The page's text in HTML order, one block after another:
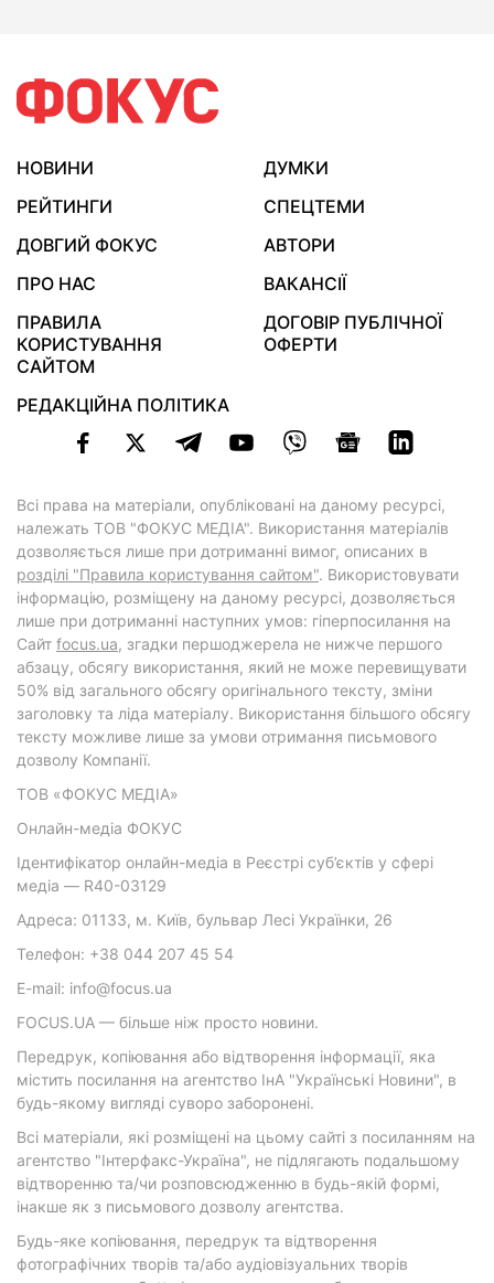
НОВИНИ
ДУМКИ
РЕЙТИНГИ
СПЕЦТЕМИ
ДОВГИЙ ФОКУС
АВТОРИ
ПРО НАС
ВАКАНСІЇ
ПРАВИЛА
КОРИСТУВАННЯ
САЙТОМ
ДОГОВІР ПУБЛІЧНОЇ
ОФЕРТИ
РЕДАКЦІЙНА ПОЛІТИКА
Всі права на матеріали, опубліковані на даному ресурсі,
належать ТОВ "ФОКУС МЕДІА". Використання матеріалів
дозволяється лише при дотриманні вимог, описаних в
розділі "Правила користування сайтом". Використовувати
інформацію, розміщену на даному ресурсі, дозволяється
лише при дотриманні наступних умов: гіперпосилання на
Cайт focus.ua, згадки першоджерела не нижче першого
абзацу, обсягу використання, який не може перевищувати
50% від загального обсягу оригінального тексту, зміни
заголовку та ліда матеріалу. Використання більшого обсягу
тексту можливе лише за умови отримання письмового
дозволу Компанії.
ТОВ «ФОКУС МЕДІА»
Онлайн-медіа ФОКУС
Ідентифікатор онлайн-медіа в Реєстрі суб’єктів у сфері
медіа — R40-03129
Адреса: 01133, м. Київ, бульвар Лесі Українки, 26
Телефон: +38 044 207 45 54
E-mail: info@focus.ua
FOCUS.UA — більше ніж просто новини.
Передрук, копіювання або відтворення інформації, яка
містить посилання на агентство ІнА "Українські Новини", в
будь-якому вигляді суворо заборонені.
Всі матеріали, які розміщені на цьому сайті з посиланням на
агентство "Інтерфакс-Україна", не підлягають подальшому
відтворенню та/чи розповсюдженню в будь-якій формі,
інакше як з письмового дозволу агентства.
Будь-яке копіювання, передрук та відтворення
фотографічних творів та/або аудіовізуальних творів